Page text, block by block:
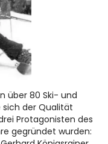
über 80 Ski- und
sich der Qualität
Protagonisten des
gegründet wurden: